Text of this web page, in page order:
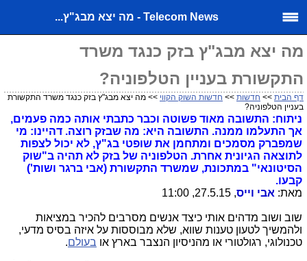
Telecom News - מה יצא מבג"ץ...
מה יצא מבג"ץ בזק כנגד משרד
התקשורת בעניין הטלפוניה?
דף הבית >> חדשות >> חדשות השוק הקווי >> מה יצא מבג"ץ בזק כנגד משרד התקשורת
בעניין הטלפוניה?
ניתוח: התשובה מאוד פשוטה וכבר כתבתי אותה כמה פעמים,
אך התעלמו ממנה. התשובה היא: מה שבזק רוצה. דהיינו: מי
שמפברק מסמכים ומתחמן את שופטי בג"ץ, לא יכול לצפות
לתוצאה הגיונית אחרת. הטלפוניה של בזק לא תהיה ב"שוק
הסיטונאי" במתכונת, שמשרד התקשורת (אבי ברגר ושות')
קבעו.
מאת: אבי וייס, 27.5.15, 11:00
שוב ושוב מדהים אותי כיצד אנשים מסרבים להכיר במציאות
ולהמשיך לטעון טענות שווא, שלא מבוססות על איזה בסיס מדעי,
טכנולוגי, רגולטורי או מהניסיון הנצבר בארץ או בעולם.